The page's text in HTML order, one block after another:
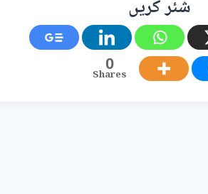
شئر کریں
0
Shares